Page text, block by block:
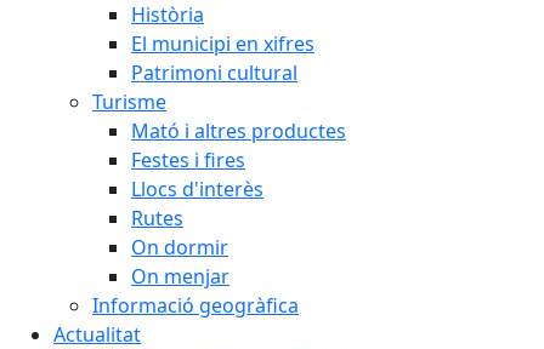
Història
El municipi en xifres
Patrimoni cultural
Turisme
Mató i altres productes
Festes i fires
Llocs d'interès
Rutes
On dormir
On menjar
Informació geogràfica
Actualitat